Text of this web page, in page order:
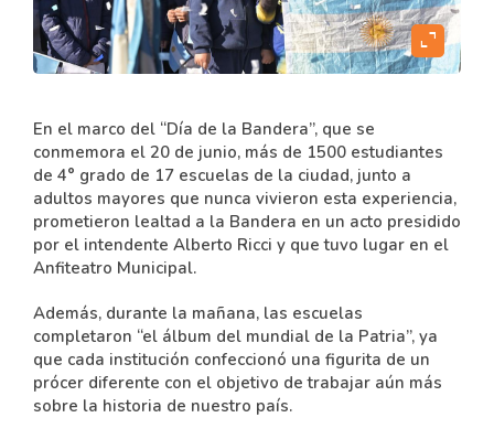
expand_content
En el marco del “Día de la Bandera”, que se
conmemora el 20 de junio, más de 1500 estudiantes
de 4° grado de 17 escuelas de la ciudad, junto a
adultos mayores que nunca vivieron esta experiencia,
prometieron lealtad a la Bandera en un acto presidido
por el intendente Alberto Ricci y que tuvo lugar en el
Anfiteatro Municipal.
Además, durante la mañana, las escuelas
completaron “el álbum del mundial de la Patria”, ya
que cada institución confeccionó una figurita de un
prócer diferente con el objetivo de trabajar aún más
sobre la historia de nuestro país.